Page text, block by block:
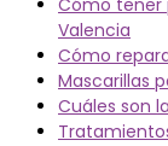
Cómo tener
Valencia
Cómo
Mascarillas
Cuáles son